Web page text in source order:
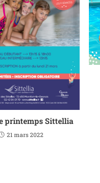
printemps Sittellia
21 mars 2022